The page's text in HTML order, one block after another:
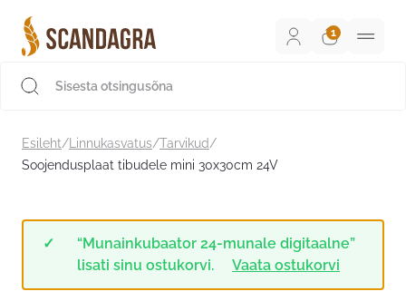
sisu
juurde
Esileht/ Linnukasvatus/Tarvikud/
Soojendusplaat tibudele mini 30x30cm 24V
“Munainkubaator 24-munale digitaalne”
lisati sinu ostukorvi.
Vaata ostukorvi